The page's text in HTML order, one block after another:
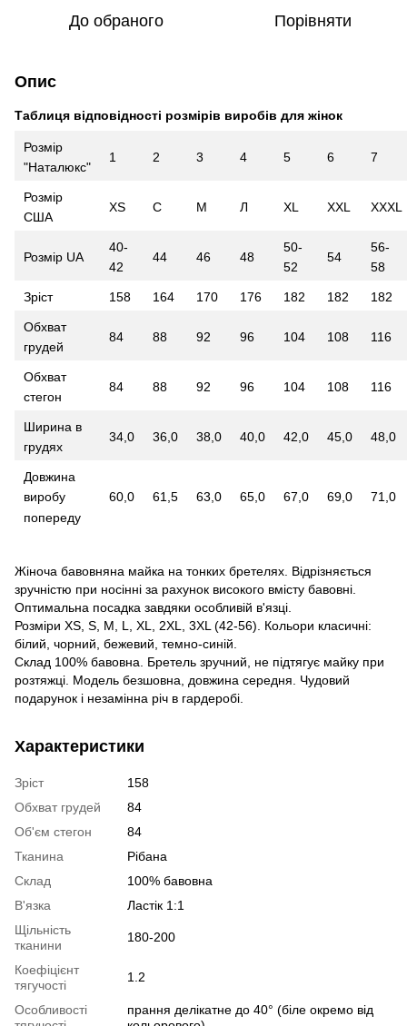
До обраного Порівняти
Опис
Таблиця відповідності розмірів виробів для жінок
Розмір
"Наталюкс"
1 2 3 4 5 6 7
Розмір
США
XS С М Л XL XXL XXXL
Розмір UA
40-
42
44 46 48
50-
52
54
56-
58
Зріст 158 164 170 176 182 182 182
Обхват
грудей
84 88 92 96 104 108 116
Обхват
стегон
84 88 92 96 104 108 116
Ширина в
грудях
34,0 36,0 38,0 40,0 42,0 45,0 48,0
Довжина
виробу
попереду
60,0 61,5 63,0 65,0 67,0 69,0 71,0
Жіноча бавовняна майка на тонких бретелях. Відрізняється
зручністю при носінні за рахунок високого вмісту бавовні.
Оптимальна посадка завдяки особливій в'язці.
Розміри XS, S, M, L, XL, 2XL, 3XL (42-56). Кольори класичні:
білий, чорний, бежевий, темно-синій.
Склад 100% бавовна. Бретель зручний, не підтягує майку при
розтяжці. Модель безшовна, довжина середня. Чудовий
подарунок і незамінна річ в гардеробі.
Характеристики
Зріст
158
Обхват грудей
84
Об'єм стегон
84
Тканина
Рібана
Склад
100% бавовна
В'язка
Ластік 1:1
Щільність
тканини
180-200
Коефіцієнт
тягучості
1.2
Особливості
прання делікатне до 40° (біле окремо від